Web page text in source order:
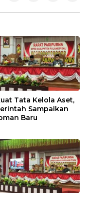
Tata Kelola Aset,
Sampaikan
Baru